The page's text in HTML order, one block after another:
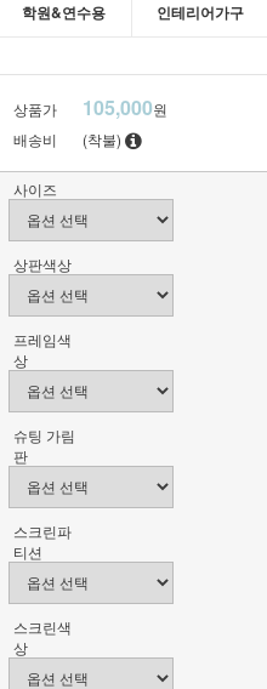
학원&연수용
인테리어가구
상품가 105,000원
배송비
(착불)
사이즈
상판색상
프레임색
상
슈팅 가림
판
스크린파
티션
스크린색
상